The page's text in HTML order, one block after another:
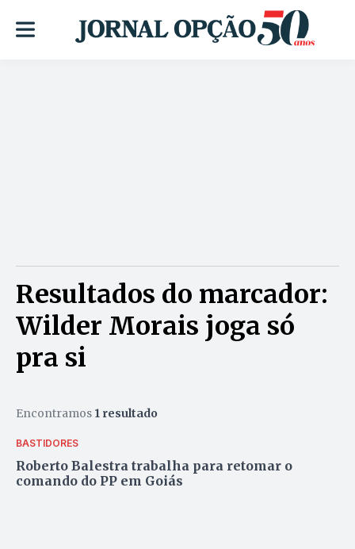
Resultados do marcador:
Wilder Morais joga só
pra si
Encontramos 1 resultado
BASTIDORES
Roberto Balestra trabalha para retomar o
comando do PP em Goiás